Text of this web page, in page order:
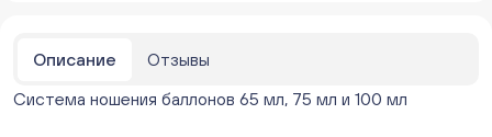
ежедневно с 10:00 до 20:00
Краснопольский 13г (Цветы) (Краснопольский, 13Г)
Описание
Отзывы
Система ношения баллонов 65 мл, 75 мл и 100 мл